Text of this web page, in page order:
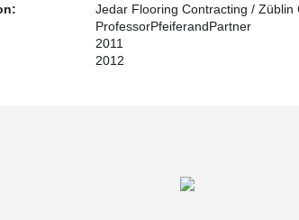
Jedar Flooring Contracting / Züblin
ProfessorPfeiferandPartner
2011
2012